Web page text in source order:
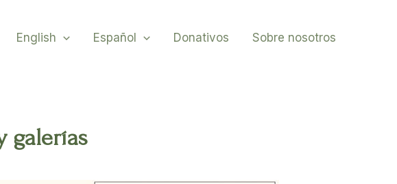
English Español Donativos Sobre nosotros
galerías